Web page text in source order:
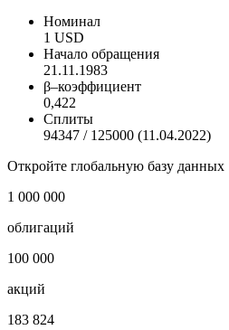
Номинал
1 USD
Начало обращения
21.11.1983
β–коэффициент
0,422
Сплиты
94347 / 125000 (11.04.2022)
Откройте глобальную базу данных
1 000 000
облигаций
100 000
акций
183 824